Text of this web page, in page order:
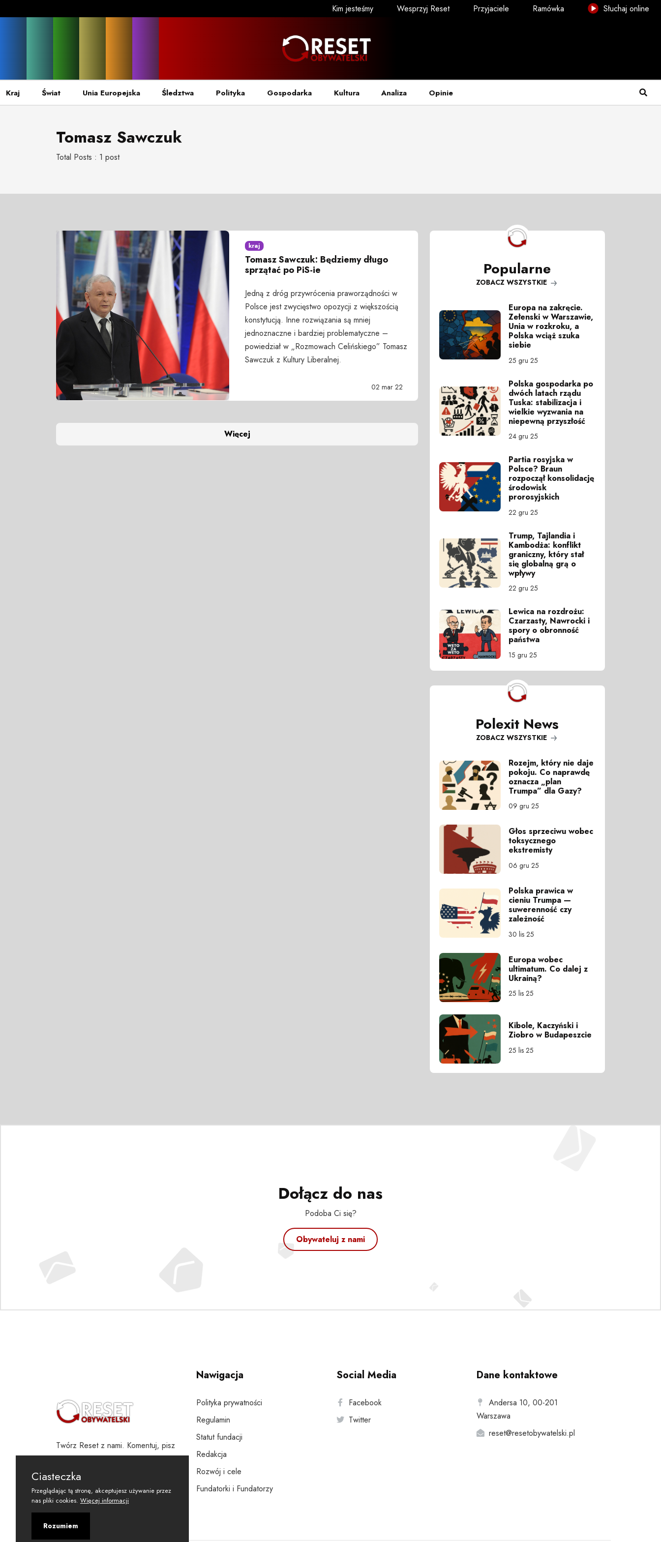
Kim jesteśmy Wesprzyj Reset Przyjaciele Ramówka Słuchaj online
Kraj Świat Unia Europejska Śledztwa Polityka Gospodarka Kultura Analiza Opinie
Tomasz Sawczuk
Total Posts : 1 post
kraj
Tomasz Sawczuk: Będziemy długo
sprzątać po PiS-ie
Jedną z dróg przywrócenia praworządności w
Polsce jest zwycięstwo opozycji z większością
konstytucją. Inne rozwiązania są mniej
jednoznaczne i bardziej problematyczne –
powiedział w „Rozmowach Celińskiego” Tomasz
Sawczuk z Kultury Liberalnej.
02 mar 22
Więcej
Popularne
ZOBACZ WSZYSTKIE
Europa na zakręcie.
Zełenski w Warszawie,
Unia w rozkroku, a
Polska wciąż szuka
siebie
25 gru 25
Polska gospodarka po
dwóch latach rządu
Tuska: stabilizacja i
wielkie wyzwania na
niepewną przyszłość
24 gru 25
Partia rosyjska w
Polsce? Braun
rozpoczął konsolidację
środowisk
prorosyjskich
22 gru 25
Trump, Tajlandia i
Kambodża: konflikt
graniczny, który stał
się globalną grą o
wpływy
22 gru 25
Lewica na rozdrożu:
Czarzasty, Nawrocki i
spory o obronność
państwa
15 gru 25
Polexit News
ZOBACZ WSZYSTKIE
Rozejm, który nie daje
pokoju. Co naprawdę
oznacza „plan
Trumpa” dla Gazy?
09 gru 25
Głos sprzeciwu wobec
toksycznego
ekstremisty
06 gru 25
Polska prawica w
cieniu Trumpa —
suwerenność czy
zależność
30 lis 25
Europa wobec
ultimatum. Co dalej z
Ukrainą?
25 lis 25
Kibole, Kaczyński i
Ziobro w Budapeszcie
25 lis 25
Dołącz do nas
Podoba Ci się?
Obywateluj z nami
Twórz Reset z nami. Komentuj, pisz
i wspieraj
Nawigacja
Polityka prywatności
Regulamin
Statut fundacji
Redakcja
Rozwój i cele
Fundatorki i Fundatorzy
Social Media
Facebook
Twitter
Dane kontaktowe
Andersa 10, 00-201
Warszawa
reset@resetobywatelski.pl
Ciasteczka
Przeglądając tą stronę, akceptujesz używanie przez
nas pliki cookies. Więcej informacji
Rozumiem